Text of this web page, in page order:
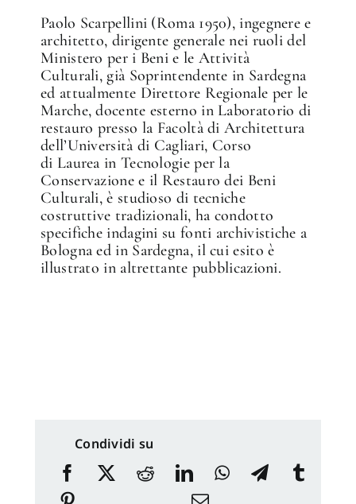
Paolo Scarpellini (Roma 1950), ingegnere e
architetto, dirigente generale nei ruoli del
Ministero per i Beni e le Attività
Culturali, già Soprintendente in Sardegna
ed attualmente Direttore Regionale per le
Marche, docente esterno in Laboratorio di
restauro presso la Facoltà di Architettura
dell’Università di Cagliari, Corso
di Laurea in Tecnologie per la
Conservazione e il Restauro dei Beni
Culturali, è studioso di tecniche
costruttive tradizionali, ha condotto
specifiche indagini su fonti archivistiche a
Bologna ed in Sardegna, il cui esito è
illustrato in altrettante pubblicazioni.
Condividi su